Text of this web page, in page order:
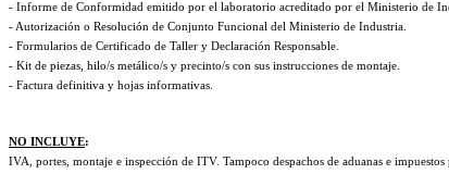
- Informe de Conformidad emitido por el laboratorio acreditado por el Ministerio de
- Autorización o Resolución de Conjunto Funcional del Ministerio de Industria.
- Formularios de Certificado de Taller y Declaración Responsable.
- Kit de piezas, hilo/s metálico/s y precinto/s con sus instrucciones de montaje.
- Factura definitiva y hojas informativas.
NO INCLUYE:
IVA, portes, montaje e inspección de ITV. Tampoco despachos de aduanas e impuestos